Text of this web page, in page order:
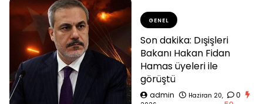
GENEL
Son dakika: Dışişleri
Bakanı Hakan Fidan
Hamas üyeleri ile
görüştü
admin
Haziran 20,
0